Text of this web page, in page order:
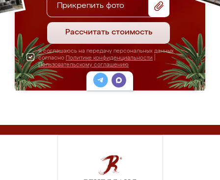
Прикрепить фото
Рассчитать стоимость
Я соглашаюсь на передачу персональных данных
согласно Политике конфиденциальности
Пользовательскому соглашению